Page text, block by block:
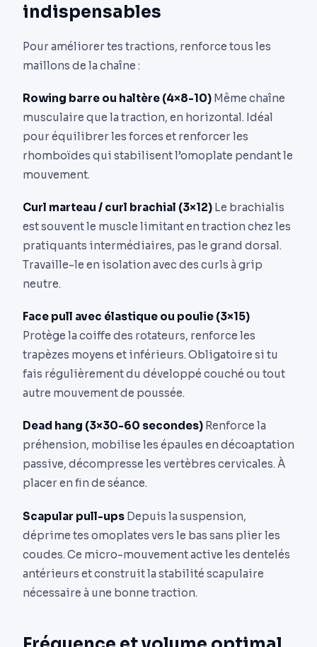
indispensables
Pour améliorer tes tractions, renforce tous les
maillons de la chaîne :
Rowing barre ou haltère (4×8-10) Même chaîne
musculaire que la traction, en horizontal. Idéal
pour équilibrer les forces et renforcer les
rhomboïdes qui stabilisent l’omoplate pendant le
mouvement.
Curl marteau / curl brachial (3×12) Le brachialis
est souvent le muscle limitant en traction chez les
pratiquants intermédiaires, pas le grand dorsal.
Travaille-le en isolation avec des curls à grip
neutre.
Face pull avec élastique ou poulie (3×15)
Protège la coiffe des rotateurs, renforce les
trapèzes moyens et inférieurs. Obligatoire si tu
fais régulièrement du développé couché ou tout
autre mouvement de poussée.
Dead hang (3×30-60 secondes) Renforce la
préhension, mobilise les épaules en décoaptation
passive, décompresse les vertèbres cervicales. À
placer en fin de séance.
Scapular pull-ups Depuis la suspension,
déprime tes omoplates vers le bas sans plier les
coudes. Ce micro-mouvement active les dentelés
antérieurs et construit la stabilité scapulaire
nécessaire à une bonne traction.